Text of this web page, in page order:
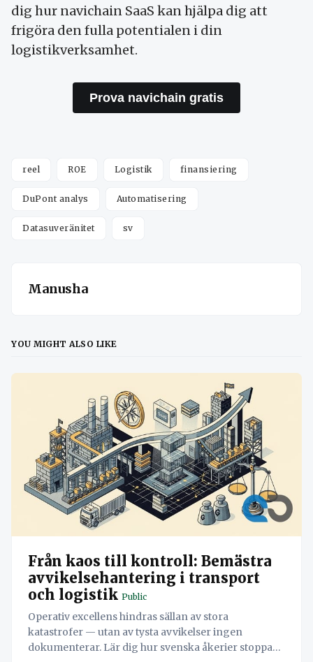
dig hur navichain SaaS kan hjälpa dig att
frigöra den fulla potentialen i din
logistikverksamhet.
Prova navichain gratis
reel ROE Logistik finansiering
DuPont analys Automatisering
Datasuveränitet sv
Manusha
YOU MIGHT ALSO LIKE
Från kaos till kontroll: Bemästra
avvikelsehantering i transport
och logistik Public
Operativ excellens hindras sällan av stora
katastrofer — utan av tysta avvikelser ingen
dokumenterar. Lär dig hur svenska åkerier stoppar